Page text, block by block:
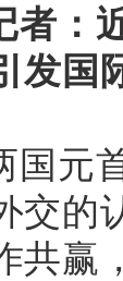
者：
发国
国元
交的
共赢